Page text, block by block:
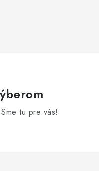
tu pre vás!